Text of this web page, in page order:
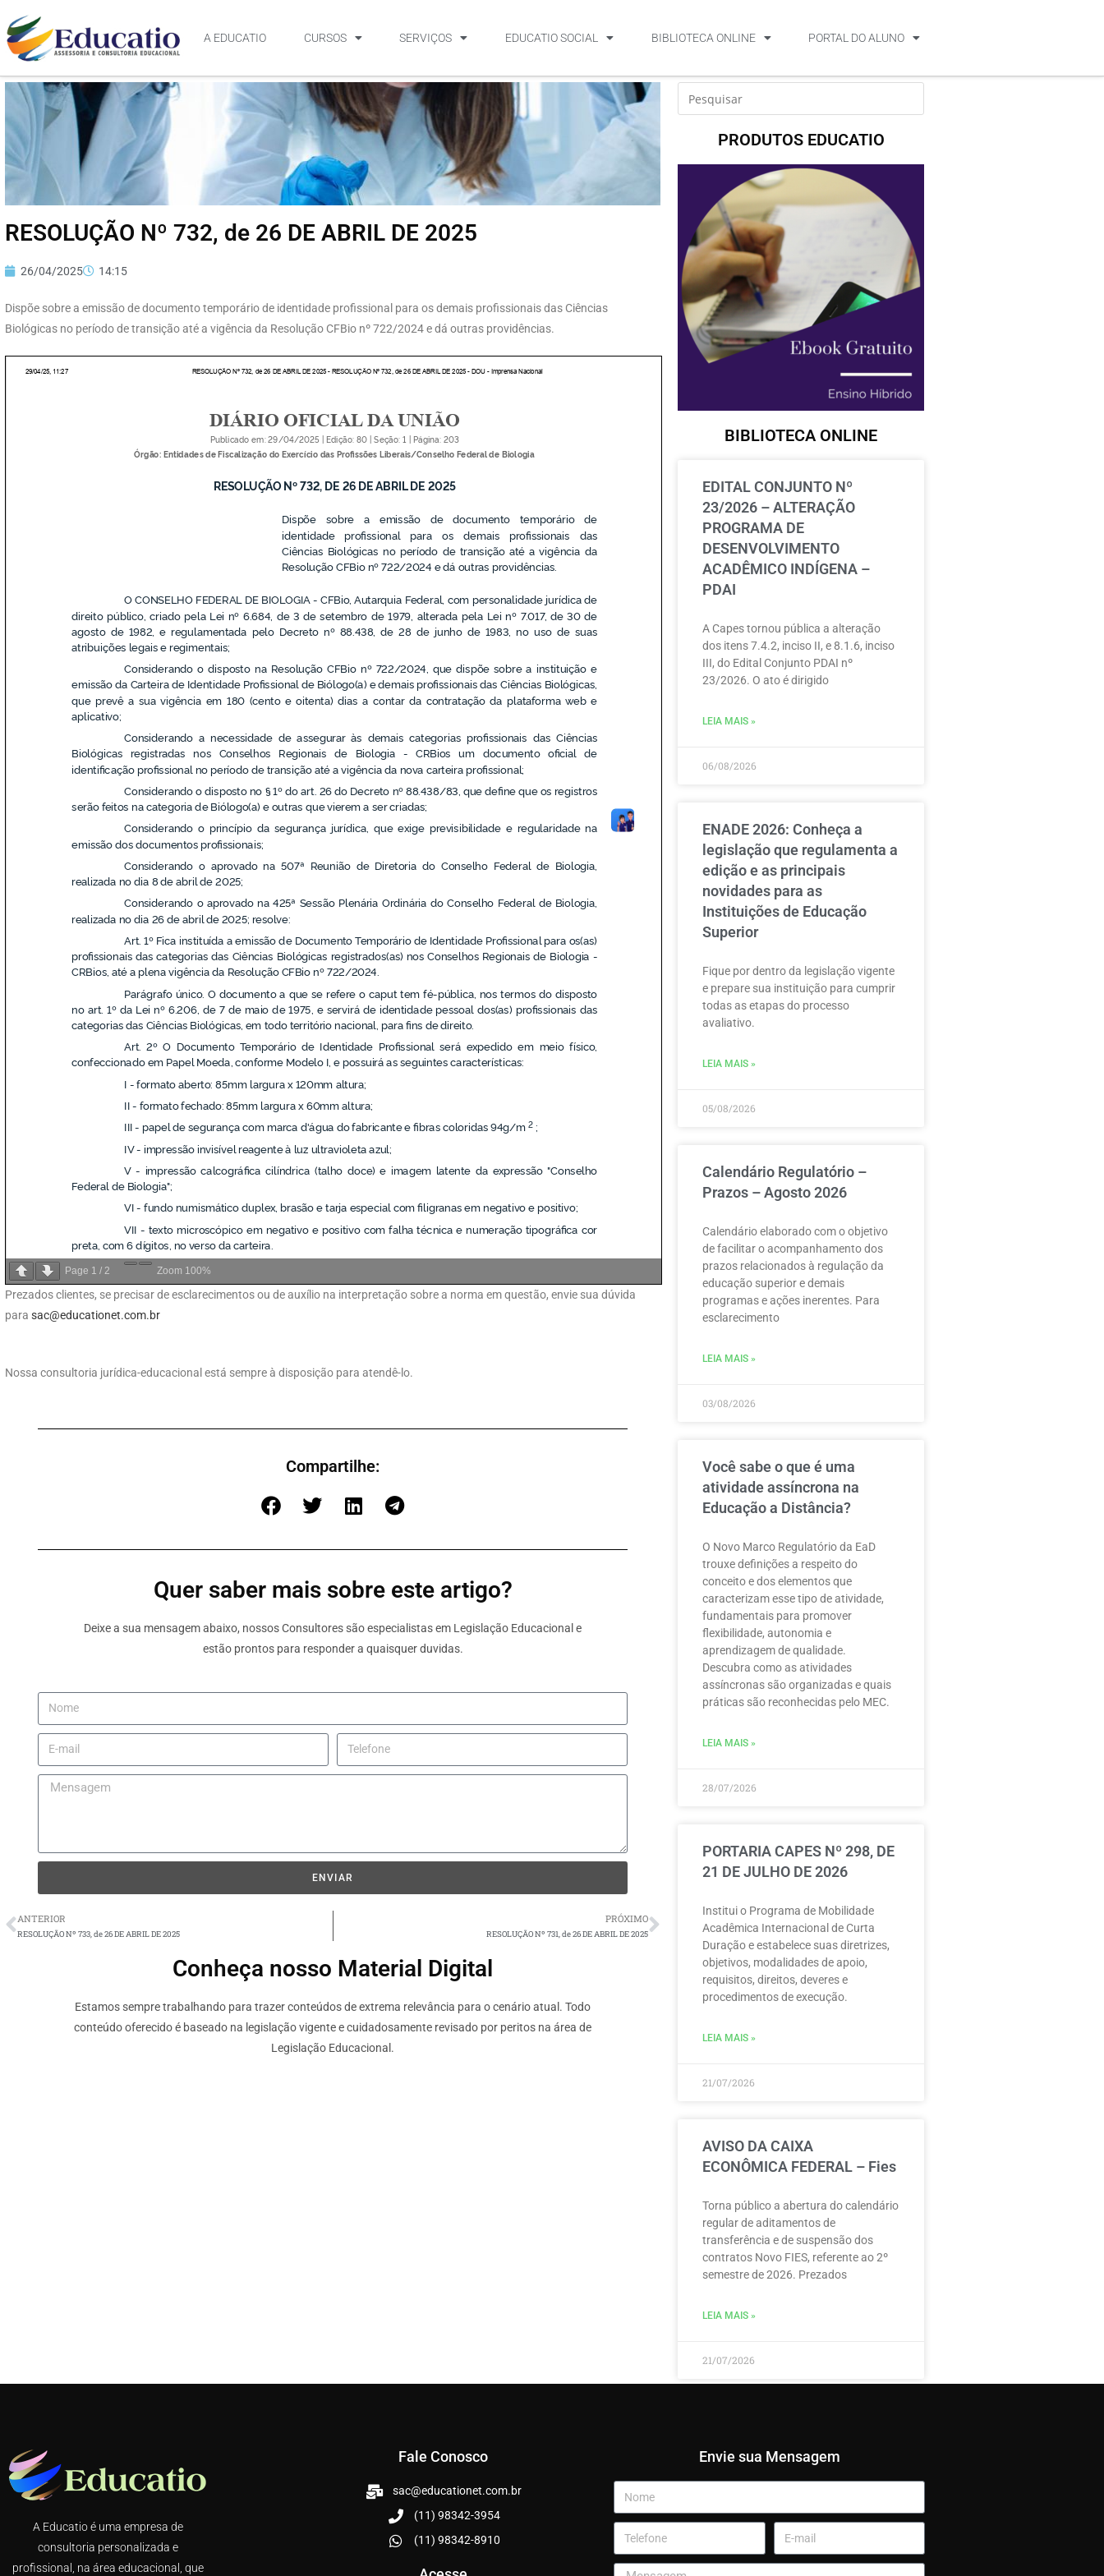
A EDUCATIO CURSOS SERVIÇOS EDUCATIO SOCIAL BIBLIOTECA ONLINE PORTAL DO ALUNO
RESOLUÇÃO Nº 732, de 26 DE ABRIL DE 2025
26/04/2025 14:15
Dispõe sobre a emissão de documento temporário de identidade profissional para os demais profissionais das Ciências
Biológicas no período de transição até a vigência da Resolução CFBio nº 722/2024 e dá outras providências.
Page 1 / 2 Zoom 100%
Prezados clientes, se precisar de esclarecimentos ou de auxílio na interpretação sobre a norma em questão, envie sua dúvida
para sac@educationet.com.br
Nossa consultoria jurídica-educacional está sempre à disposição para atendê-lo.
Compartilhe:
Quer saber mais sobre este artigo?
Deixe a sua mensagem abaixo, nossos Consultores são especialistas em Legislação Educacional e
estão prontos para responder a quaisquer duvidas.
ENVIAR
ANTERIOR
RESOLUÇÃO Nº 733, de 26 DE ABRIL DE 2025
PRÓXIMO
RESOLUÇÃO Nº 731, de 26 DE ABRIL DE 2025
Conheça nosso Material Digital
Estamos sempre trabalhando para trazer conteúdos de extrema relevância para o cenário atual. Todo
conteúdo oferecido é baseado na legislação vigente e cuidadosamente revisado por peritos na área de
Legislação Educacional.
PRODUTOS EDUCATIO
BIBLIOTECA ONLINE
EDITAL CONJUNTO Nº
23/2026 – ALTERAÇÃO
PROGRAMA DE
DESENVOLVIMENTO
ACADÊMICO INDÍGENA –
PDAI
A Capes tornou pública a alteração
dos itens 7.4.2, inciso II, e 8.1.6, inciso
III, do Edital Conjunto PDAI nº
23/2026. O ato é dirigido
LEIA MAIS »
06/08/2026
ENADE 2026: Conheça a
legislação que regulamenta a
edição e as principais
novidades para as
Instituições de Educação
Superior
Fique por dentro da legislação vigente
e prepare sua instituição para cumprir
todas as etapas do processo
avaliativo.
LEIA MAIS »
05/08/2026
Calendário Regulatório –
Prazos – Agosto 2026
Calendário elaborado com o objetivo
de facilitar o acompanhamento dos
prazos relacionados à regulação da
educação superior e demais
programas e ações inerentes. Para
esclarecimento
LEIA MAIS »
03/08/2026
Você sabe o que é uma
atividade assíncrona na
Educação a Distância?
O Novo Marco Regulatório da EaD
trouxe definições a respeito do
conceito e dos elementos que
caracterizam esse tipo de atividade,
fundamentais para promover
flexibilidade, autonomia e
aprendizagem de qualidade.
Descubra como as atividades
assíncronas são organizadas e quais
práticas são reconhecidas pelo MEC.
LEIA MAIS »
28/07/2026
PORTARIA CAPES Nº 298, DE
21 DE JULHO DE 2026
Institui o Programa de Mobilidade
Acadêmica Internacional de Curta
Duração e estabelece suas diretrizes,
objetivos, modalidades de apoio,
requisitos, direitos, deveres e
procedimentos de execução.
LEIA MAIS »
21/07/2026
AVISO DA CAIXA
ECONÔMICA FEDERAL – Fies
Torna público a abertura do calendário
regular de aditamentos de
transferência e de suspensão dos
contratos Novo FIES, referente ao 2º
semestre de 2026. Prezados
LEIA MAIS »
21/07/2026
A Educatio é uma empresa de
consultoria personalizada e
profissional, na área educacional, que
Fale Conosco
sac@educationet.com.br
(11) 98342-3954
(11) 98342-8910
Envie sua Mensagem